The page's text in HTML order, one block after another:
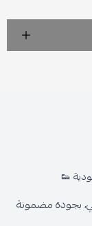
👟
بجودة مضمونة